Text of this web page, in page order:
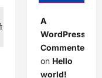
A
WordPress
Commenter
on Hello
world!